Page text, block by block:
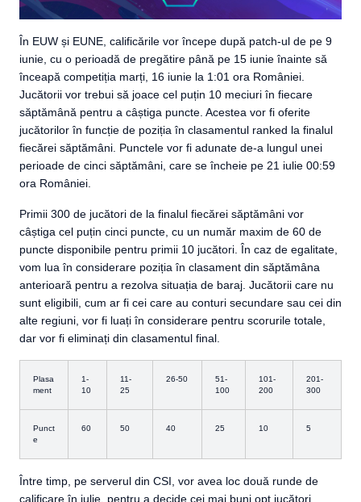
În EUW și EUNE, calificările vor începe după patch-ul de pe 9
iunie, cu o perioadă de pregătire până pe 15 iunie înainte să
înceapă competiția marți, 16 iunie la 1:01 ora României.
Jucătorii vor trebui să joace cel puțin 10 meciuri în fiecare
săptămână pentru a câștiga puncte. Acestea vor fi oferite
jucătorilor în funcție de poziția în clasamentul ranked la finalul
fiecărei săptămâni. Punctele vor fi adunate de-a lungul unei
perioade de cinci săptămâni, care se încheie pe 21 iulie 00:59
ora României.
Primii 300 de jucători de la finalul fiecărei săptămâni vor
câștiga cel puțin cinci puncte, cu un număr maxim de 60 de
puncte disponibile pentru primii 10 jucători. În caz de egalitate,
vom lua în considerare poziția în clasament din săptămâna
anterioară pentru a rezolva situația de baraj. Jucătorii care nu
sunt eligibili, cum ar fi cei care au conturi secundare sau cei din
alte regiuni, vor fi luați în considerare pentru scorurile totale,
dar vor fi eliminați din clasamentul final.
Plasa
ment
1-
10
11-
25
26-50
51-
100
101-
200
201-
300
Punct
e
60 50 40 25 10 5
Între timp, pe serverul din CSI, vor avea loc două runde de
calificare în iulie, pentru a decide cei mai buni opt jucători